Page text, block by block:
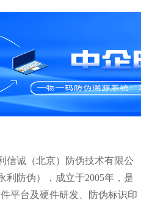
信诚（北京）防伪技术有限公
利防伪），成立于2005年，是
平台及硬件研发、防伪标识印